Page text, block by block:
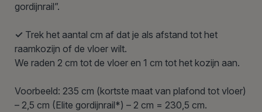
gordijnrail”.
✓ Trek het aantal cm af dat je als afstand tot het
raamkozijn of de vloer wilt.
We raden 2 cm tot de vloer en 1 cm tot het kozijn aan.
Voorbeeld: 235 cm (kortste maat van plafond tot vloer)
– 2,5 cm (Elite gordijnrail*) – 2 cm = 230,5 cm.